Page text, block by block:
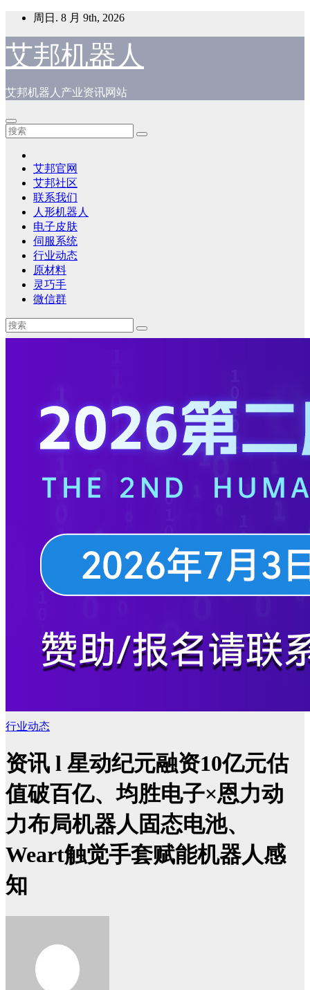
内
容
周日. 8 月 9th, 2026
艾邦机器人
艾邦机器人产业资讯网站
艾邦官网
艾邦社区
联系我们
人形机器人
电子皮肤
伺服系统
行业动态
原材料
灵巧手
微信群
行业动态
资讯 l 星动纪元融资10亿元估
值破百亿、均胜电子×恩力动
力布局机器人固态电池、
Weart触觉手套赋能机器人感
知